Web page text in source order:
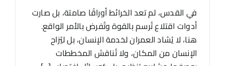
في القدس، لم تعد الخرائط أوراقًا صامتة، بل صارت
أدوات اقتلاع تُرسم بالقوة وتُفرض بالأمر الواقع.
هنا، لا يُشاد العمران لخدمة الإنسان، بل ليُزاح
الإنسان من المكان، ولا تُناقش المخططات